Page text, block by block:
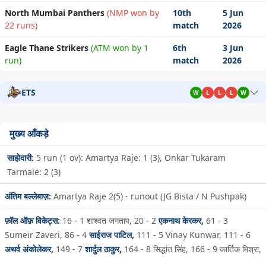
North Mumbai Panthers (NMP won by
22 runs)
10th
match
5 Jun
2026
Eagle Thane Strikers (ATM won by 1
run)
6th
match
3 Jun
2026
ETS W L L L W
मुख्य आँकड़े
साझेदारी: 5 run (1 ov): Amartya Raje: 1 (3), Onkar Tukaram
Tarmale: 2 (3)
अंतिम बल्लेबाज़: Amartya Raje 2(5) - runout (JG Bista / N Pushpak)
फ़ॉल ऑफ़ विकेट्स: 16 - 1 शाश्वत जगताप, 20 - 2एकनाथ केरकर, 61 - 3
Sumeir Zaveri, 86 - 4साईराज पाटिल, 111 - 5 Vinay Kunwar, 111 - 6
अथर्व अंकोलेकर, 149 - 7शार्दुल ठाकुर, 164 - 8 सिद्धांत सिंह, 166 - 9 कार्तिक मिश्रा,